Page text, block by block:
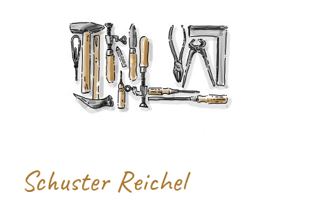
Schuster Reichel